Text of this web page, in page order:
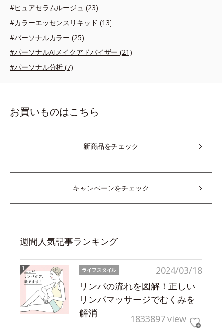
#ピュアセラムルージュ (23)
#カラーエッセンスリキッド (13)
#パーソナルカラー (25)
#パーソナルAIメイクアドバイザー (21)
#パーソナル分析 (7)
お買いものはこちら
新商品をチェック
キャンペーンをチェック
週間人気記事ランキング
2024/03/18
ライフスタイル
リンパの流れを図解！正しい
リンパマッサージでむくみを
解消
1833897 view